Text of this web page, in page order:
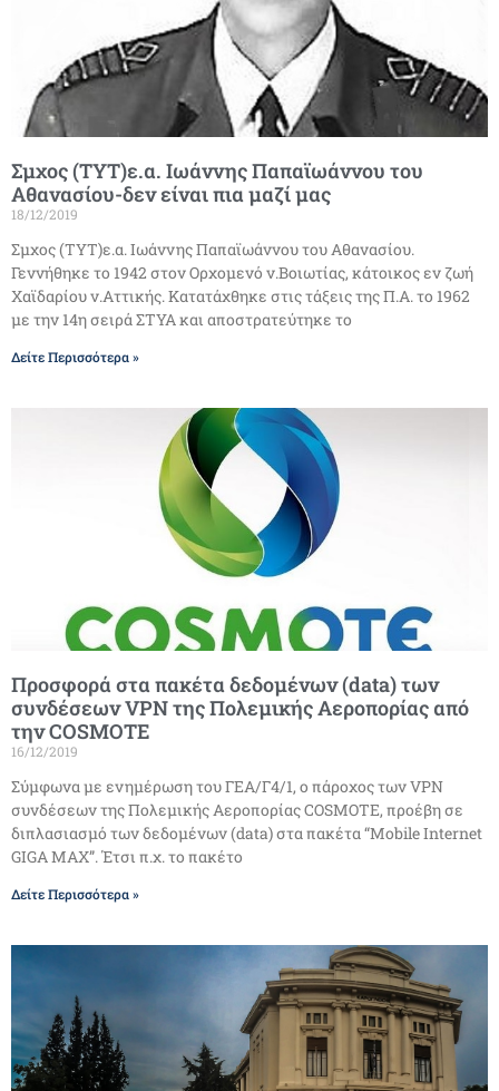
Σμχος (ΤΥΤ)ε.α. Ιωάννης Παπαϊωάννου του
Αθανασίου-δεν είναι πια μαζί μας
18/12/2019
Σμχος (ΤΥΤ)ε.α. Ιωάννης Παπαϊωάννου του Αθανασίου.
Γεννήθηκε το 1942 στον Ορχομενό ν.Βοιωτίας, κάτοικος εν ζωή
Χαϊδαρίου ν.Αττικής. Κατατάχθηκε στις τάξεις της Π.Α. το 1962
με την 14η σειρά ΣΤΥΑ και αποστρατεύτηκε το
Δείτε Περισσότερα »
Προσφορά στα πακέτα δεδομένων (data) των
συνδέσεων VPN της Πολεμικής Αεροπορίας από
την COSMOTE
16/12/2019
Σύμφωνα με ενημέρωση του ΓΕΑ/Γ4/1, ο πάροχος των VPN
συνδέσεων της Πολεμικής Αεροπορίας COSMOTE, προέβη σε
διπλασιασμό των δεδομένων (data) στα πακέτα “Mobile Internet
GIGA MAX”. Έτσι π.χ. το πακέτο
Δείτε Περισσότερα »